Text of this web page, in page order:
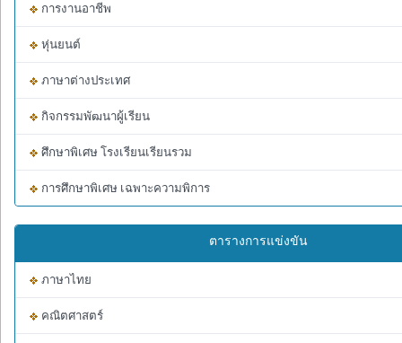
การงานอาชีพ
หุ่นยนต์
ภาษาต่างประเทศ
กิจกรรมพัฒนาผู้เรียน
ศึกษาพิเศษ โรงเรียนเรียนรวม
การศึกษาพิเศษ เฉพาะความพิการ
ตารางการแข่งขัน
ภาษาไทย
คณิตศาสตร์